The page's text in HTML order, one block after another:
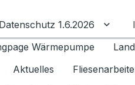
für Ratgeber
Datenschutz 1.6.2026
Wärmepumpe
Aktuelles